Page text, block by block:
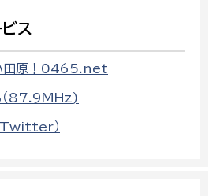
ス
田原！0465.net
（87.9MHz)
Twitter）